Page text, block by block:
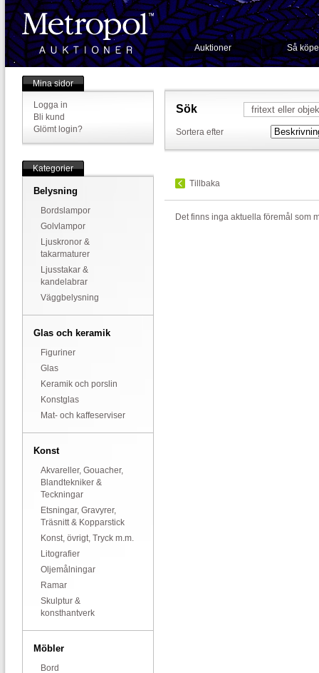
Auktioner Så
Mina sidor
Logga in
Bli kund
Glömt login?
Kategorier
Belysning
Bordslampor
Golvlampor
Ljuskronor &
takarmaturer
Ljusstakar &
kandelabrar
Väggbelysning
Glas och keramik
Figuriner
Glas
Keramik och porslin
Konstglas
Mat- och kaffeserviser
Konst
Akvareller, Gouacher,
Blandtekniker &
Teckningar
Etsningar, Gravyrer,
Träsnitt & Kopparstick
Konst, övrigt, Tryck m.m.
Litografier
Oljemålningar
Ramar
Skulptur &
konsthantverk
Möbler
Bord
Sök
Sortera efter
Tillbaka
Det finns inga aktuella föremål som